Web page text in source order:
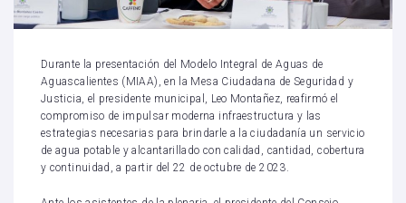
Durante la presentación del Modelo Integral de Aguas de
Aguascalientes (MIAA), en la Mesa Ciudadana de Seguridad y
Justicia, el presidente municipal, Leo Montañez, reafirmó el
compromiso de impulsar moderna infraestructura y las
estrategias necesarias para brindarle a la ciudadanía un servicio
de agua potable y alcantarillado con calidad, cantidad, cobertura
y continuidad, a partir del 22 de octubre de 2023.